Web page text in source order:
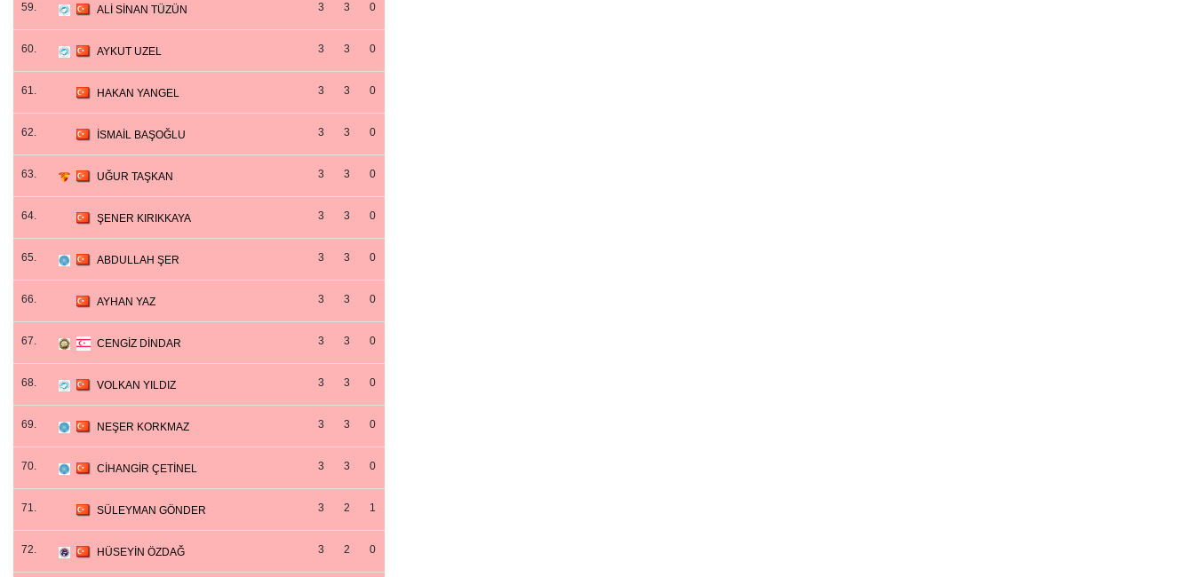
59. ALİ SİNAN TÜZÜN 3 3 0
60. AYKUT UZEL 3 3 0
61. HAKAN YANGEL 3 3 0
62. İSMAİL BAŞOĞLU 3 3 0
63. UĞUR TAŞKAN 3 3 0
64. ŞENER KIRIKKAYA 3 3 0
65. ABDULLAH ŞER 3 3 0
66. AYHAN YAZ 3 3 0
67. CENGİZ DİNDAR 3 3 0
68. VOLKAN YILDIZ 3 3 0
69. NEŞER KORKMAZ 3 3 0
70. CİHANGİR ÇETİNEL 3 3 0
71. SÜLEYMAN GÖNDER 3 2 1
72. HÜSEYİN ÖZDAĞ 3 2 0